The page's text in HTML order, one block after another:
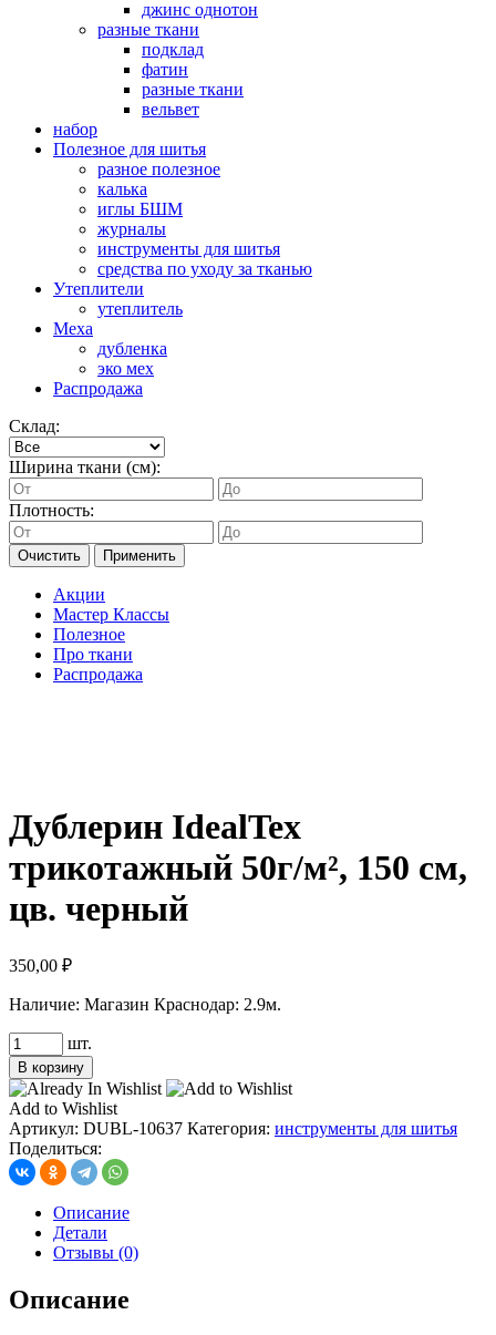
джинс однотон
разные ткани
подклад
фатин
разные ткани
вельвет
набор
Полезное для шитья
разное полезное
калька
иглы БШМ
журналы
инструменты для шитья
средства по уходу за тканью
Утеплители
утеплитель
Меха
дубленка
эко мех
Распродажа
Склад:
Ширина ткани (см):
Плотность:
Очистить Применить
Акции
Мастер Классы
Полезное
Про ткани
Распродажа
Дублерин IdealTex
трикотажный 50г/м², 150 см,
цв. черный
350,00 ₽
Наличие: Магазин Краснодар: 2.9м.
Количество
товара
Дублерин
IdealTex
трикотажный
50г/
м²,
150
черный
шт.
В корзину
Add to Wishlist
Артикул: DUBL-10637 Категория: инструменты для шитья
Поделиться:
Описание
Детали
Отзывы (0)
Описание